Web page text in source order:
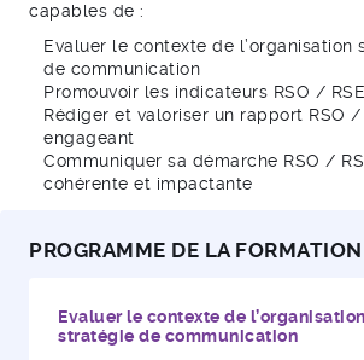
capables de :
Evaluer le contexte de l’organisation
de communication
Promouvoir les indicateurs RSO /
Rédiger et valoriser un rapport RSO /
engageant
Communiquer sa démarche RSO /
cohérente et impactante
PROGRAMME DE LA FORMATION
Evaluer le contexte de
stratégie de communication